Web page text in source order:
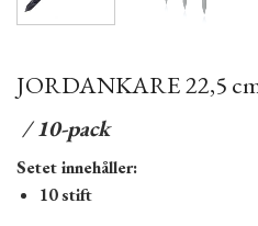
JORDANKARE 22,5
/ 10-pack
Setet innehåller:
10 stift